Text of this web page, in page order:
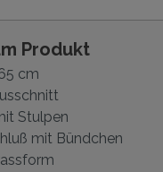
Produkt
cm
Stulpen
mit Bündchen